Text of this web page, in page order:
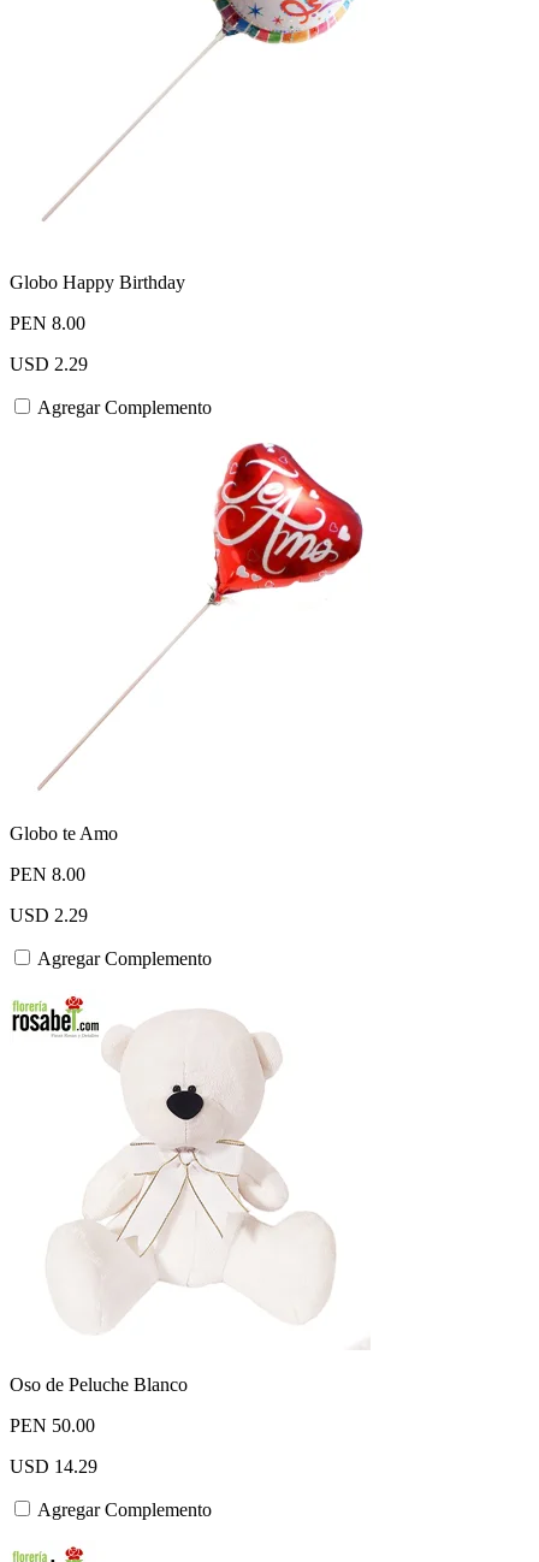
Globo Happy Birthday
PEN 8.00
USD 2.29
Agregar Complemento
Globo te Amo
PEN 8.00
USD 2.29
Agregar Complemento
Oso de Peluche Blanco
PEN 50.00
USD 14.29
Agregar Complemento